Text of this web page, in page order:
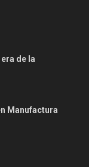
de la
Manufactura